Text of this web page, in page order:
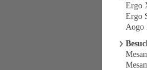
Ergo
Ergo
Aogo